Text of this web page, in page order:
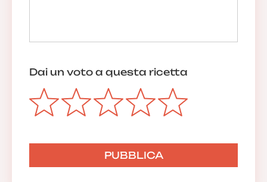
Dai un voto a questa ricetta